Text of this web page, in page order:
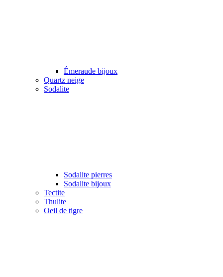
Émeraude bijoux
Quartz neige
Sodalite
Sodalite pierres
Sodalite bijoux
Tectite
Thulite
Oeil de tigre